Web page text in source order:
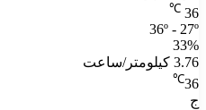
36
℃
36º - 27º
33%
3.76 کیلومتر/ساعت
36
℃
ج